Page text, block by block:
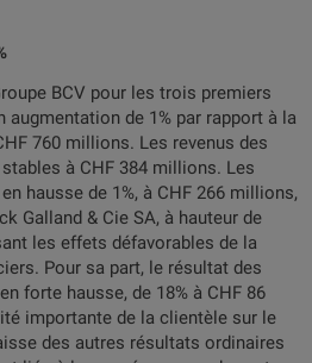
BCV pour les trois premiers
augmentation de 1% par rapport à la
760 millions. Les revenus des
à CHF 384 millions. Les
hausse de 1%, à CHF 266 millions,
Galland & Cie SA, à hauteur de
les effets défavorables de la
Pour sa part, le résultat des
forte hausse, de 18% à CHF 86
importante de la clientèle sur le
des autres résultats ordinaires